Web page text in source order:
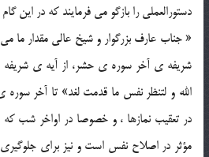
دستورالعملي را بازگو مي فرمايند که در اين
« جناب عارف بزرگوار و شيخ عالي مقدار ما
شريفه ي آخر سوره ي حشر، از آيه ي شريفه ي
الله و لتنظر نفس ما قدمت لغد» تا آخر سوره
در تعقيب نمازها ، و خصوصا در اواخر شب
مؤثر در اصلاح نفس است و نيز براي